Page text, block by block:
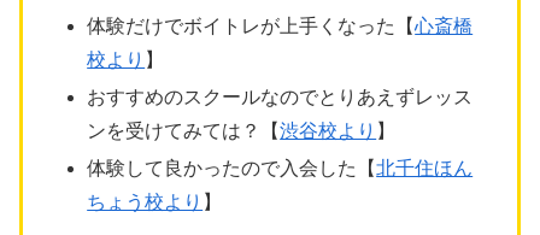
体験だけでボイトレが上手くなった【心斎橋
校より 】
おすすめのスクールなのでとりあえずレッス
ンを受けてみては？【渋谷校より 】
体験して良かったので入会した【北千住ほん
ちょう校より 】